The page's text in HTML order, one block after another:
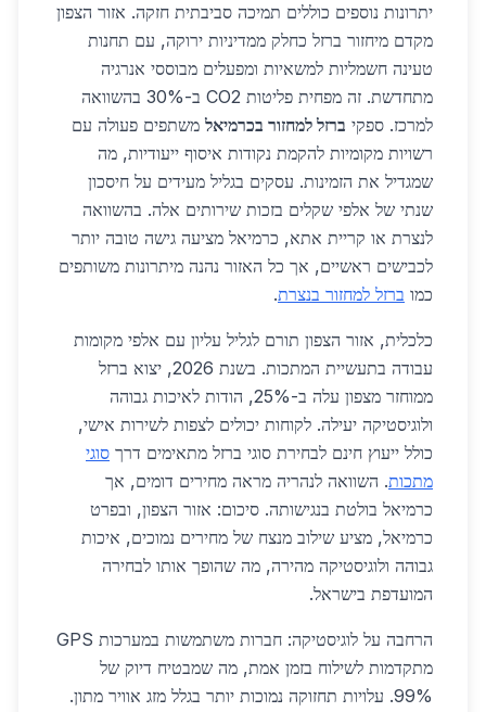
יתרונות נוספים כוללים תמיכה סביבתית חזקה. אזור הצפון
מקדם מיחזור ברזל כחלק ממדיניות ירוקה, עם תחנות
טעינה חשמליות למשאיות ומפעלים מבוססי אנרגיה
מתחדשת. זה מפחית פליטות CO2 ב-30% בהשוואה
למרכז. ספקי ברזל למחזור בכרמיאל משתפים פעולה עם
רשויות מקומיות להקמת נקודות איסוף ייעודיות, מה
שמגדיל את הזמינות. עסקים בגליל מעידים על חיסכון
שנתי של אלפי שקלים בזכות שירותים אלה. בהשוואה
לנצרת או קריית אתא, כרמיאל מציעה גישה טובה יותר
לכבישים ראשיים, אך כל האזור נהנה מיתרונות משותפים
כמו ברזל למחזור בנצרת.
כלכלית, אזור הצפון תורם לגליל עליון עם אלפי מקומות
עבודה בתעשיית המתכות. בשנת 2026, יצוא ברזל
ממוחזר מצפון עלה ב-25%, הודות לאיכות גבוהה
ולוגיסטיקה יעילה. לקוחות יכולים לצפות לשירות אישי,
כולל ייעוץ חינם לבחירת סוגי ברזל מתאימים דרך סוגי
מתכות. השוואה לנהריה מראה מחירים דומים, אך
כרמיאל בולטת בנגישותה. סיכום: אזור הצפון, ובפרט
כרמיאל, מציע שילוב מנצח של מחירים נמוכים, איכות
גבוהה ולוגיסטיקה מהירה, מה שהופך אותו לבחירה
המועדפת בישראל.
הרחבה על לוגיסטיקה: חברות משתמשות במערכות GPS
מתקדמות לשילוח בזמן אמת, מה שמבטיח דיוק של
99%. עלויות תחזוקה נמוכות יותר בגלל מזג אוויר מתון.